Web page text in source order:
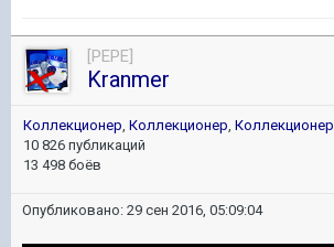
[PEPE]
Kranmer
Коллекционер, Коллекционер, Коллекционер
10 826 публикаций
13 498 боёв
Опубликовано: 29 сен 2016, 05:09:04